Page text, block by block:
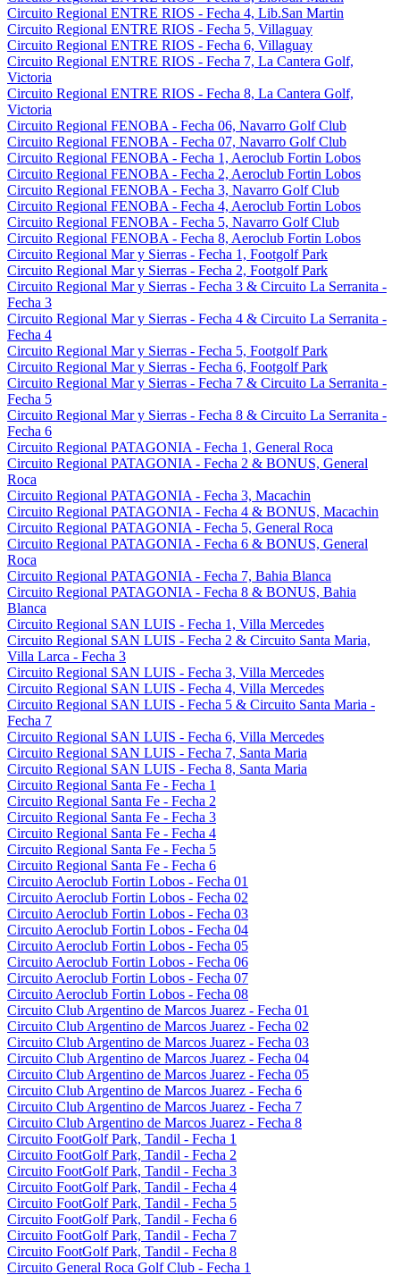
Circuito Regional ENTRE RIOS - Fecha 4, Lib.San Martin
Circuito Regional ENTRE RIOS - Fecha 5, Villaguay
Circuito Regional ENTRE RIOS - Fecha 6, Villaguay
Circuito Regional ENTRE RIOS - Fecha 7, La Cantera Golf,
Victoria
Circuito Regional ENTRE RIOS - Fecha 8, La Cantera Golf,
Victoria
Circuito Regional FENOBA - Fecha 06, Navarro Golf Club
Circuito Regional FENOBA - Fecha 07, Navarro Golf Club
Circuito Regional FENOBA - Fecha 1, Aeroclub Fortin Lobos
Circuito Regional FENOBA - Fecha 2, Aeroclub Fortin Lobos
Circuito Regional FENOBA - Fecha 3, Navarro Golf Club
Circuito Regional FENOBA - Fecha 4, Aeroclub Fortin Lobos
Circuito Regional FENOBA - Fecha 5, Navarro Golf Club
Circuito Regional FENOBA - Fecha 8, Aeroclub Fortin Lobos
Circuito Regional Mar y Sierras - Fecha 1, Footgolf Park
Circuito Regional Mar y Sierras - Fecha 2, Footgolf Park
Circuito Regional Mar y Sierras - Fecha 3 & Circuito La Serranita -
Fecha 3
Circuito Regional Mar y Sierras - Fecha 4 & Circuito La Serranita -
Fecha 4
Circuito Regional Mar y Sierras - Fecha 5, Footgolf Park
Circuito Regional Mar y Sierras - Fecha 6, Footgolf Park
Circuito Regional Mar y Sierras - Fecha 7 & Circuito La Serranita -
Fecha 5
Circuito Regional Mar y Sierras - Fecha 8 & Circuito La Serranita -
Fecha 6
Circuito Regional PATAGONIA - Fecha 1, General Roca
Circuito Regional PATAGONIA - Fecha 2 & BONUS, General
Roca
Circuito Regional PATAGONIA - Fecha 3, Macachin
Circuito Regional PATAGONIA - Fecha 4 & BONUS, Macachin
Circuito Regional PATAGONIA - Fecha 5, General Roca
Circuito Regional PATAGONIA - Fecha 6 & BONUS, General
Roca
Circuito Regional PATAGONIA - Fecha 7, Bahia Blanca
Circuito Regional PATAGONIA - Fecha 8 & BONUS, Bahia
Blanca
Circuito Regional SAN LUIS - Fecha 1, Villa Mercedes
Circuito Regional SAN LUIS - Fecha 2 & Circuito Santa Maria,
Villa Larca - Fecha 3
Circuito Regional SAN LUIS - Fecha 3, Villa Mercedes
Circuito Regional SAN LUIS - Fecha 4, Villa Mercedes
Circuito Regional SAN LUIS - Fecha 5 & Circuito Santa Maria -
Fecha 7
Circuito Regional SAN LUIS - Fecha 6, Villa Mercedes
Circuito Regional SAN LUIS - Fecha 7, Santa Maria
Circuito Regional SAN LUIS - Fecha 8, Santa Maria
Circuito Regional Santa Fe - Fecha 1
Circuito Regional Santa Fe - Fecha 2
Circuito Regional Santa Fe - Fecha 3
Circuito Regional Santa Fe - Fecha 4
Circuito Regional Santa Fe - Fecha 5
Circuito Regional Santa Fe - Fecha 6
Circuito Aeroclub Fortin Lobos - Fecha 01
Circuito Aeroclub Fortin Lobos - Fecha 02
Circuito Aeroclub Fortin Lobos - Fecha 03
Circuito Aeroclub Fortin Lobos - Fecha 04
Circuito Aeroclub Fortin Lobos - Fecha 05
Circuito Aeroclub Fortin Lobos - Fecha 06
Circuito Aeroclub Fortin Lobos - Fecha 07
Circuito Aeroclub Fortin Lobos - Fecha 08
Circuito Club Argentino de Marcos Juarez - Fecha 01
Circuito Club Argentino de Marcos Juarez - Fecha 02
Circuito Club Argentino de Marcos Juarez - Fecha 03
Circuito Club Argentino de Marcos Juarez - Fecha 04
Circuito Club Argentino de Marcos Juarez - Fecha 05
Circuito Club Argentino de Marcos Juarez - Fecha 6
Circuito Club Argentino de Marcos Juarez - Fecha 7
Circuito Club Argentino de Marcos Juarez - Fecha 8
Circuito FootGolf Park, Tandil - Fecha 1
Circuito FootGolf Park, Tandil - Fecha 2
Circuito FootGolf Park, Tandil - Fecha 3
Circuito FootGolf Park, Tandil - Fecha 4
Circuito FootGolf Park, Tandil - Fecha 5
Circuito FootGolf Park, Tandil - Fecha 6
Circuito FootGolf Park, Tandil - Fecha 7
Circuito FootGolf Park, Tandil - Fecha 8
Circuito General Roca Golf Club - Fecha 1